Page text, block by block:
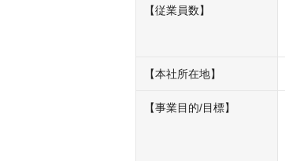
【従業員数】
【本社所在地】
【事業目的/目標】